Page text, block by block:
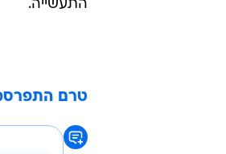
התעשייה.
טרם